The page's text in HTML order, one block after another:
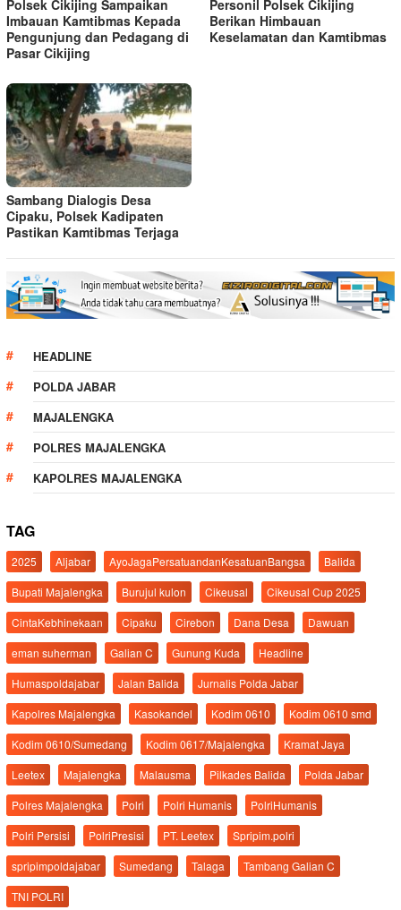
Polsek Cikijing Sampaikan
Imbauan Kamtibmas Kepada
Pengunjung dan Pedagang di
Pasar Cikijing
Personil Polsek Cikijing
Berikan Himbauan
Keselamatan dan Kamtibmas
Sambang Dialogis Desa
Cipaku, Polsek Kadipaten
Pastikan Kamtibmas Terjaga
HEADLINE
POLDA JABAR
MAJALENGKA
POLRES MAJALENGKA
KAPOLRES MAJALENGKA
TAG
2025 Aljabar AyoJagaPersatuandanKesatuanBangsa
Balida
Bupati Majalengka
Burujul kulon Cikeusal
Cikeusal Cup 2025
CintaKebhinekaan
Cipaku Cirebon Dana Desa
Dawuan
eman suherman
Galian C Gunung Kuda
Headline
Humaspoldajabar
Jalan Balida
Jurnalis Polda Jabar
Kapolres Majalengka
Kasokandel Kodim 0610
Kodim 0610 smd
Kodim 0610/Sumedang
Kodim 0617/Majalengka
Kramat Jaya
Leetex
Majalengka Malausma Pilkades Balida
Polda Jabar
Polres Majalengka
Polri Polri Humanis
PolriHumanis
Polri Persisi
PolriPresisi PT. Leetex
Spripim.polri
spripimpoldajabar
Sumedang Talaga
Tambang Galian C
TNI POLRI